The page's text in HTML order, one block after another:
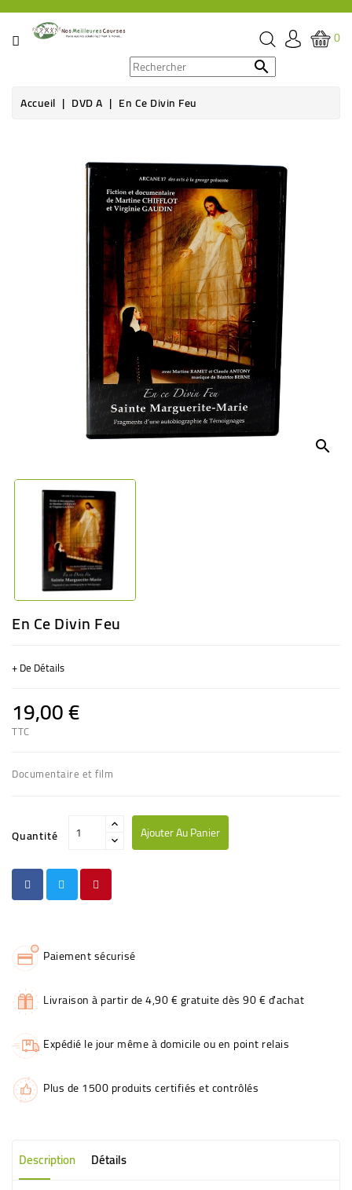
CATÉGORIE
ÉPICERIE
0

Accueil DVD A En Ce Divin Feu
search
En Ce Divin Feu
+ De Détails
19,00 €
TTC
Documentaire et film
Quantité Ajouter Au Panier
Paiement sécurisé
Livraison à partir de 4,90 € gratuite dès 90 € d'achat
Expédié le jour même à domicile ou en point relais
Plus de 1500 produits certifiés et contrôlés
Description Détails